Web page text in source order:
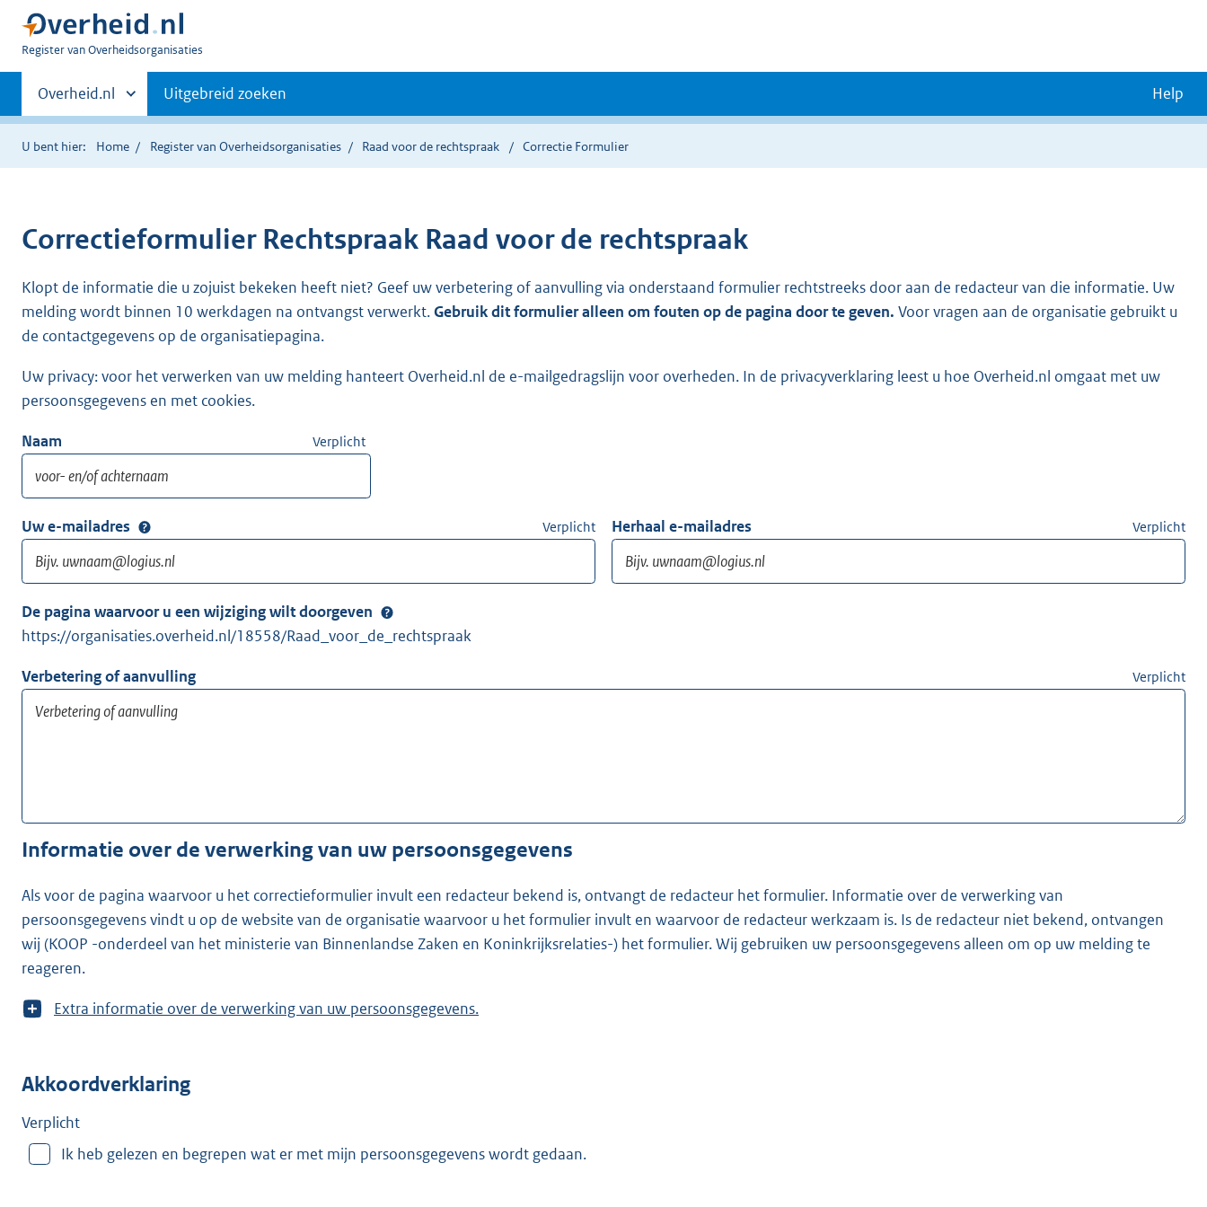
U
Register van Overheidsorganisaties
Primaire
navigatie
Andere
sites
binnen
Overheid.nl Uitgebreid zoeken Help
U bent hier: Home Register van Overheidsorganisaties Raad voor de rechtspraak Correctie Formulier
Correctieformulier Rechtspraak Raad voor de rechtspraak
Klopt de informatie die u zojuist bekeken heeft niet? Geef uw verbetering of aanvulling via onderstaand formulier rechtstreeks door aan de redacteur van die informatie. Uw
melding wordt binnen 10 werkdagen na ontvangst verwerkt.Gebruik dit formulier alleen om fouten op de pagina door te geven. Voor vragen aan de organisatie gebruikt u
de contactgegevens op de organisatiepagina.
Uw privacy: voor het verwerken van uw melding hanteert Overheid.nl de e-mailgedragslijn voor overheden. In de privacyverklaring leest u hoe Overheid.nl omgaat met uw
persoonsgegevens en met cookies.
Naam Verplicht
Uw e-mailadres Verplicht Herhaal e-mailadres Verplicht
De pagina waarvoor u een wijziging wilt doorgeven
https://organisaties.overheid.nl/18558/Raad_voor_de_rechtspraak
Verbetering of aanvulling Verplicht
Informatie over de verwerking van uw persoonsgegevens
Als voor de pagina waarvoor u het correctieformulier invult een redacteur bekend is, ontvangt de redacteur het formulier. Informatie over de verwerking van
persoonsgegevens vindt u op de website van de organisatie waarvoor u het formulier invult en waarvoor de redacteur werkzaam is. Is de redacteur niet bekend, ontvangen
wij (KOOP -onderdeel van het ministerie van Binnenlandse Zaken en Koninkrijksrelaties-) het formulier. Wij gebruiken uw persoonsgegevens alleen om op uw melding te
reageren.
T
m
e
Extra informatie over de verwerking van uw persoonsgegevens.
Akkoordverklaring
Verplicht
Ik heb gelezen en begrepen wat er met mijn persoonsgegevens wordt gedaan.